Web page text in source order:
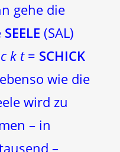
gehe die
SEELE (SAL)
k t= SCHICK
wie die
wird zu
– in
–